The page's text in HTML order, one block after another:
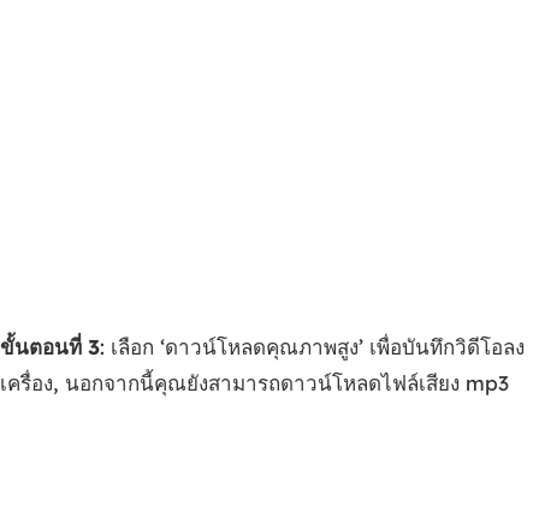
ขั้นตอนที่ 3: เลือก ‘ดาวน์โหลดคุณภาพสูง’ เพื่อบันทึกวิดีโอลง
เครื่อง, นอกจากนี้คุณยังสามารถดาวน์โหลดไฟล์เสียง mp3